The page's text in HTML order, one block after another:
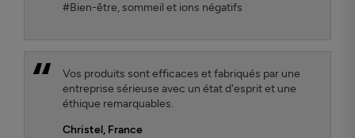
#Bien-être, sommeil et ions négatifs
Vos produits sont efficaces et fabriqués par une
entreprise sérieuse avec un état d'esprit et une
éthique remarquables.
Christel, France